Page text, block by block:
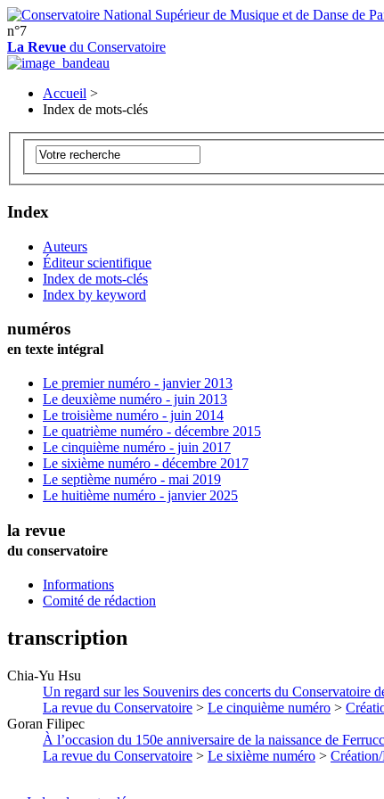
n°7
La Revue du Conservatoire
Accueil >
Index de mots-clés
Index
Auteurs
Éditeur scientifique
Index de mots-clés
Index by keyword
numéros
en texte intégral
Le premier numéro - janvier 2013
Le deuxième numéro - juin 2013
Le troisième numéro - juin 2014
Le quatrième numéro - décembre 2015
Le cinquième numéro - juin 2017
Le sixième numéro - décembre 2017
Le septième numéro - mai 2019
Le huitième numéro - janvier 2025
la revue
du conservatoire
Informations
Comité de rédaction
transcription
Chia-Yu Hsu
Un regard sur les Souvenirs des concerts du Conservatoire
La revue du Conservatoire > Le cinquième numéro >
Goran Filipec
À l’occasion du 150e anniversaire de la naissance de
La revue du Conservatoire > Le sixième numéro >